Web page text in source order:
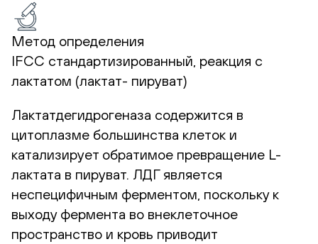
Метод определения
IFCC стандартизированный, реакция с
лактатом (лактат- пируват)
Лактатдегидрогеназа содержится в
цитоплазме большинства клеток и
катализирует обратимое превращение L-
лактата в пируват. ЛДГ является
неспецифичным ферментом, поскольку к
выходу фермента во внеклеточное
пространство и кровь приводит